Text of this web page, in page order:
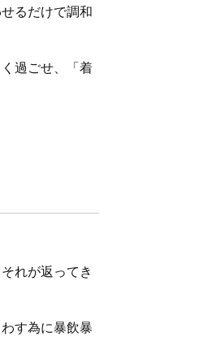
るだけで調和
過ごせ、「着
れが返ってき
す為に暴飲暴